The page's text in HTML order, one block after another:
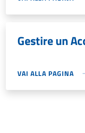
Gestire un
VAI ALLA PAGINA